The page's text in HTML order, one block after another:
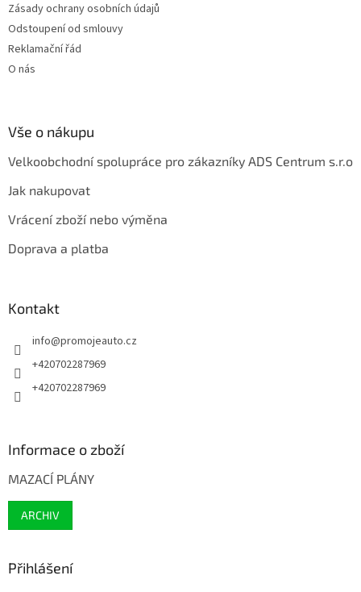
Zásady ochrany osobních údajů
Odstoupení od smlouvy
Reklamační řád
O nás
Vše o nákupu
Velkoobchodní spolupráce pro zákazníky ADS Centrum s.r.o
Jak nakupovat
Vrácení zboží nebo výměna
Doprava a platba
Kontakt
info@promojeauto.cz
+420702287969
+420702287969
Informace o zboží
MAZACÍ PLÁNY
ARCHIV
Přihlášení